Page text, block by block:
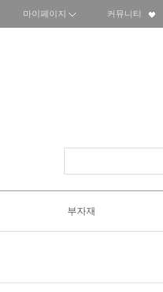
마이페이지 커뮤니티
부자재